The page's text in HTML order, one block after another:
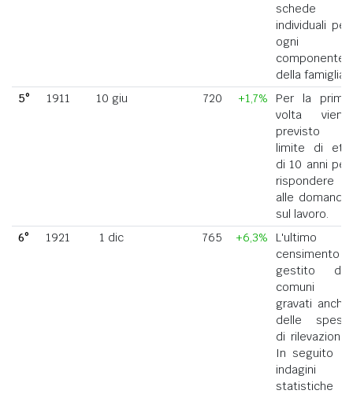
schede
individuali per
ogni
componente
della famiglia.
5°
1911 10 giu 720 +1,7%
Per la prima
volta viene
previsto il
limite di età
di 10 anni per
rispondere
alle domande
sul lavoro.
6°
1921 1 dic 765 +6,3%
L'ultimo
censimento
gestito dai
comuni
gravati anche
delle spese
di rilevazione.
In seguito le
indagini
statistiche